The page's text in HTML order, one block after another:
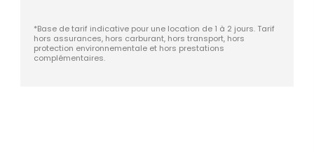
*Base de tarif indicative pour une location de 1 à 2 jours. Tarif
hors assurances, hors carburant, hors transport, hors
protection environnementale et hors prestations
complémentaires.